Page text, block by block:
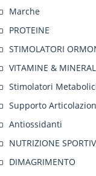
Marche
PROTEINE
STIMOLATORI
VITAMINE &
Stimolatori
Supporto
Antiossidanti
NUTRIZIONE
DIMAGRIMENTO